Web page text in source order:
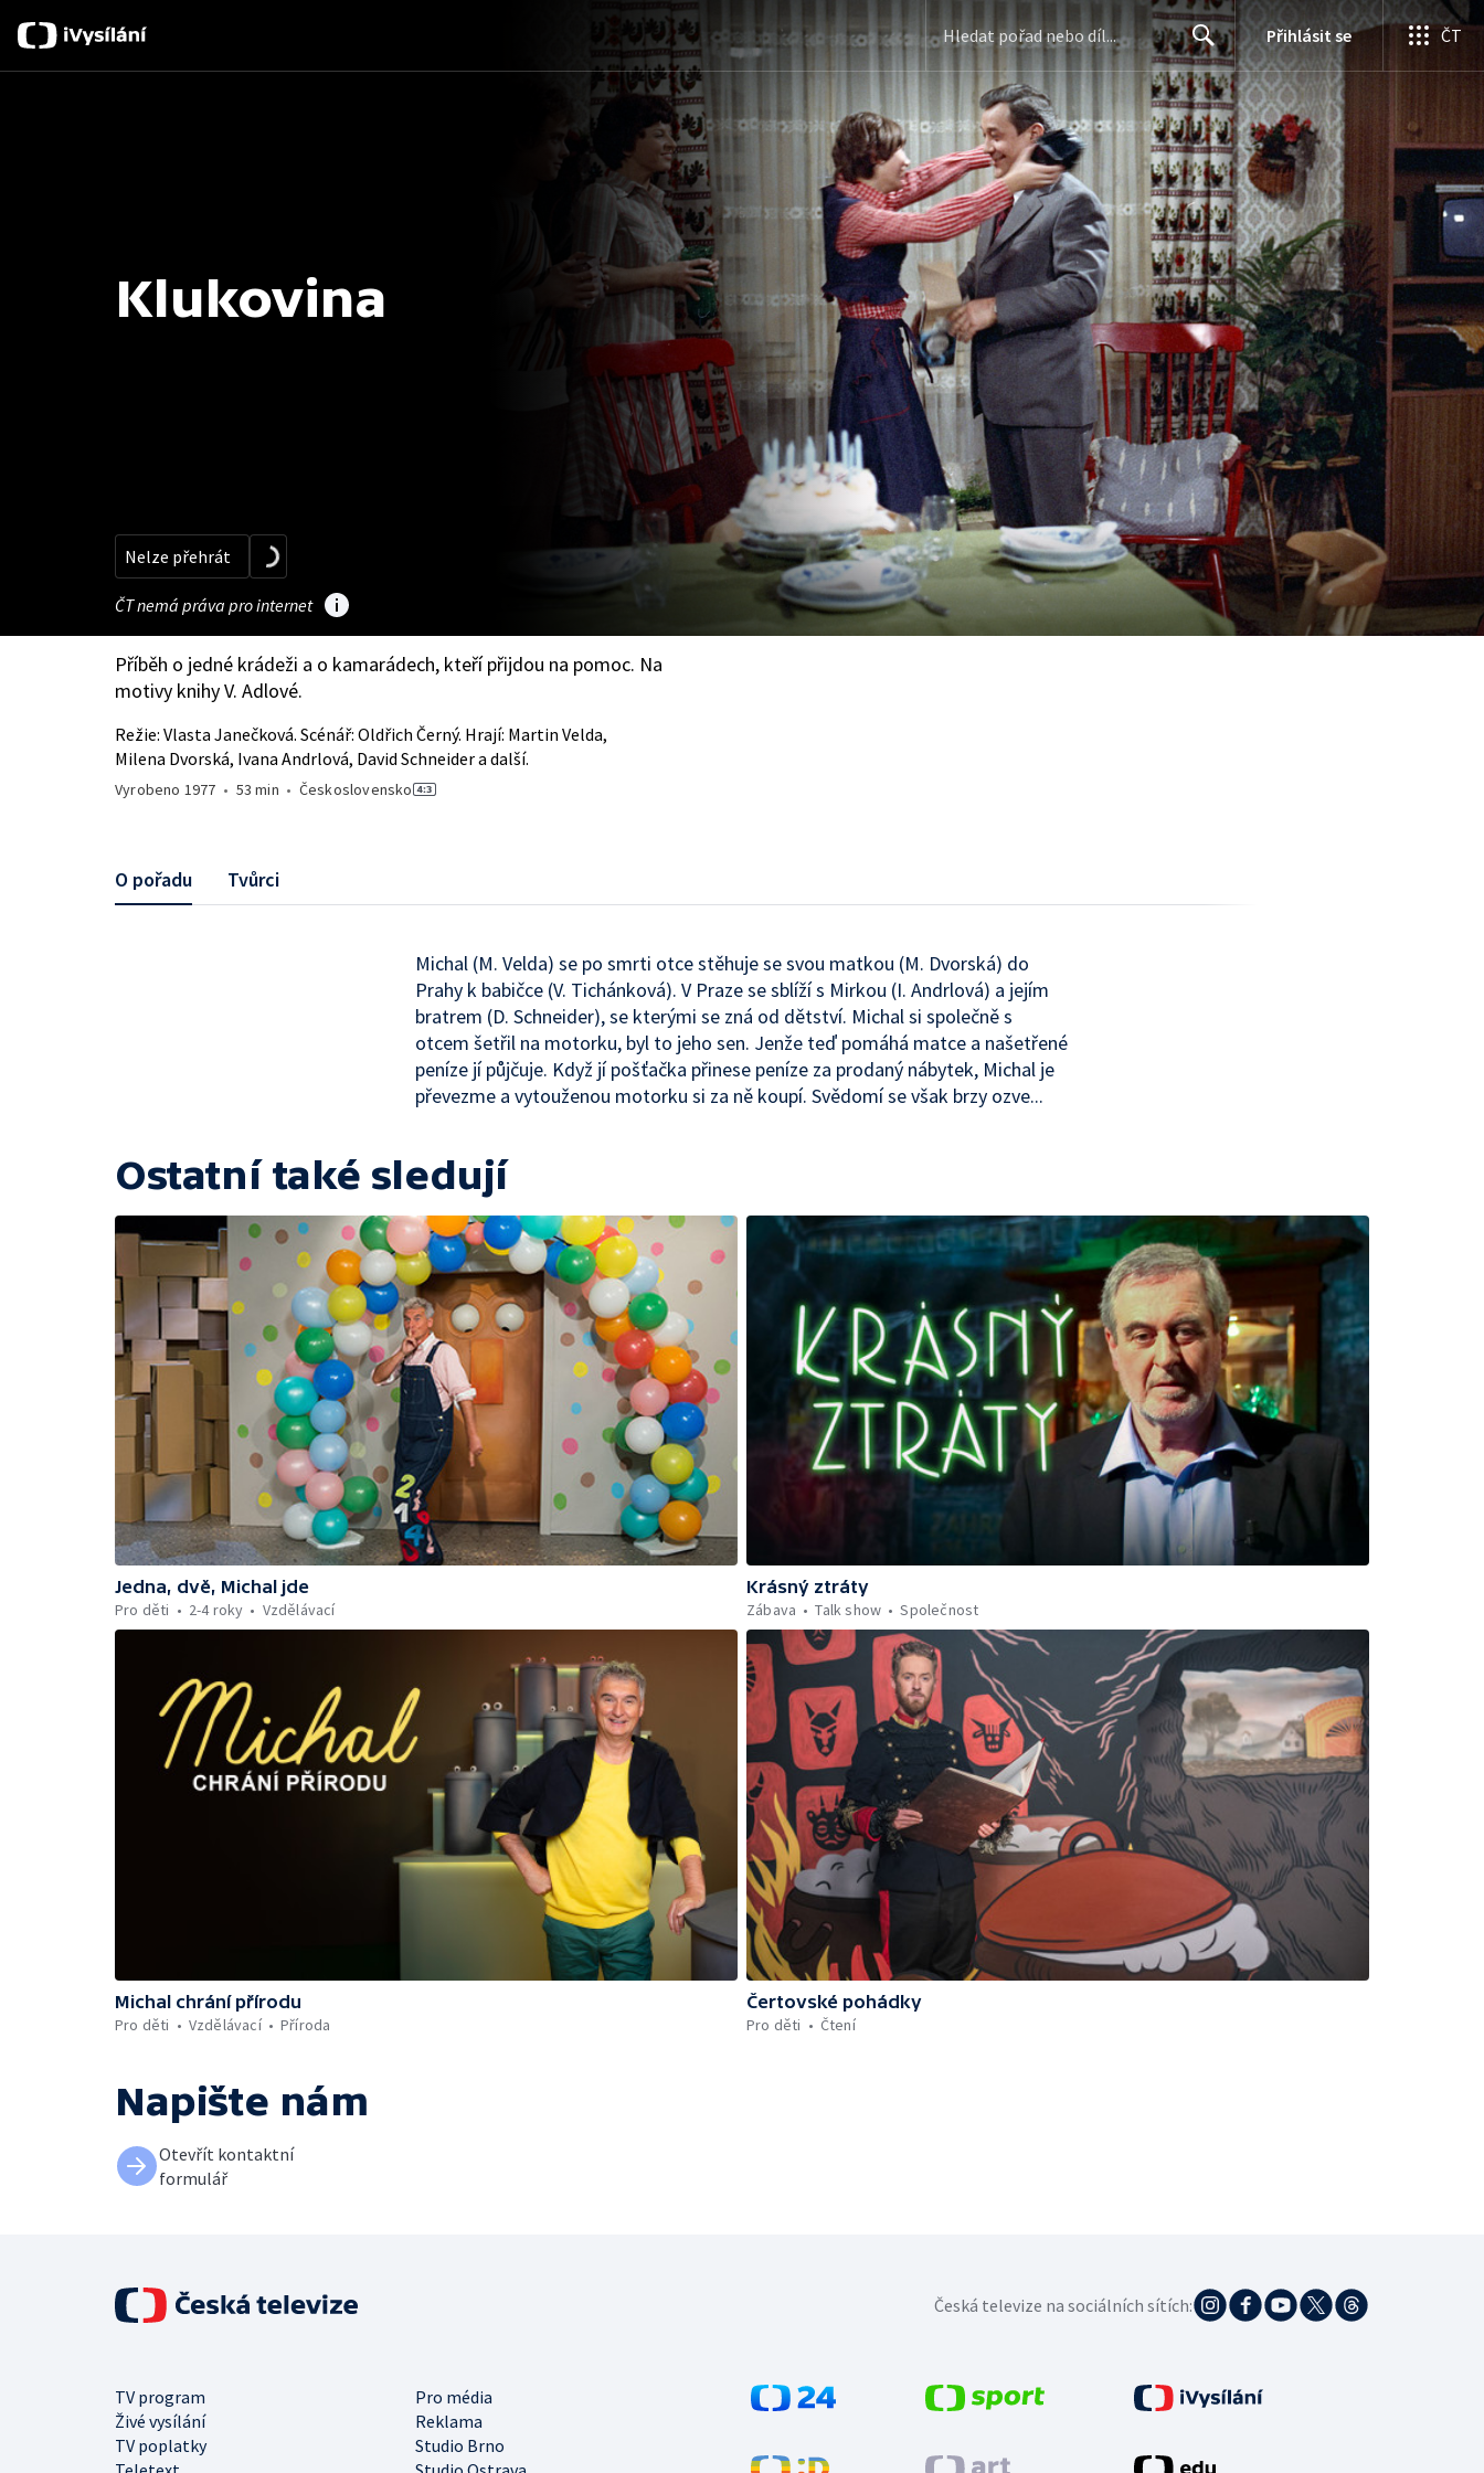
Search
Přihlásit se ČT
Klukovina
Nelze přehrát
ČT nemá práva pro internet
Příběh o jedné krádeži a o kamarádech, kteří přijdou na pomoc. Na
motivy knihy V. Adlové.
Režie: Vlasta Janečková. Scénář: Oldřich Černý. Hrají: Martin Velda,
Milena Dvorská, Ivana Andrlová, David Schneider a další.
Vyrobeno 1977 • 53 min • Československo
O pořadu Tvůrci
Michal (M. Velda) se po smrti otce stěhuje se svou matkou (M. Dvorská) do
Prahy k babičce (V. Tichánková). V Praze se sblíží s Mirkou (I. Andrlová) a jejím
bratrem (D. Schneider), se kterými se zná od dětství. Michal si společně s
otcem šetřil na motorku, byl to jeho sen. Jenže teď pomáhá matce a našetřené
peníze jí půjčuje. Když jí pošťačka přinese peníze za prodaný nábytek, Michal je
převezme a vytouženou motorku si za ně koupí. Svědomí se však brzy ozve...
Ostatní také sledují
Jedna, dvě, Michal jde
Pro děti
2-4 roky Vzdělávací
Krásný ztráty
Zábava
Talk show Společnost
Michal chrání přírodu
Pro děti
Vzdělávací Příroda
Čertovské pohádky
Pro děti
Čtení
Napište nám
Otevřít kontaktní
formulář
TV program
Pro média
Živé vysílání
Reklama
TV poplatky
Studio Brno
Česká televize na sociálních sítích: